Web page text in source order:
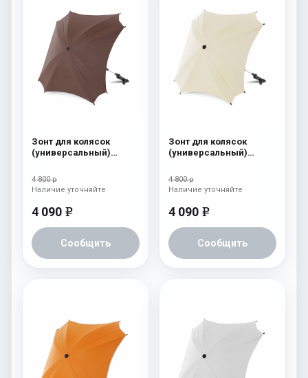
Зонт для колясок
(универсальный)
Brown
4 800 р
4 090 e
Сообщить
Наличие уточняйте
Зонт для колясок
(универсальный)
Beige
4 800 р
4 090 e
Сообщить
Наличие уточняйте